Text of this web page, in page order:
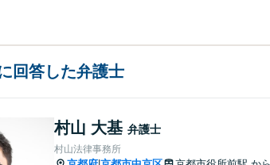
回答した弁護士
村山 大基 弁護士
村山法律事務所